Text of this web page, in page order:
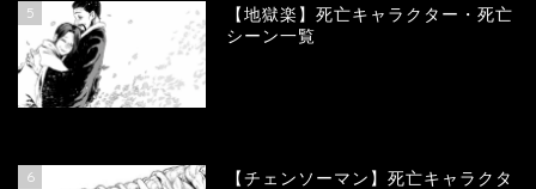
5
【地獄楽】死亡キャラクター・死亡
シーン一覧
6
【チェンソーマン】死亡キャラクタ